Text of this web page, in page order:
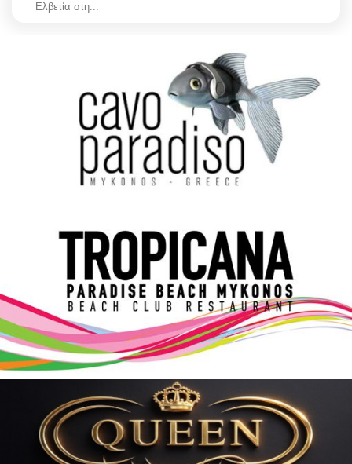
Local Elections 2023
Elections 2023
Ελβετία στη...